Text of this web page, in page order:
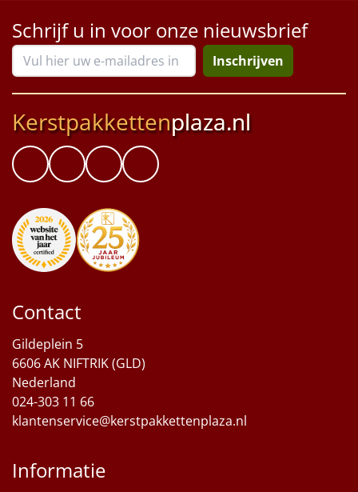
Schrijf u in voor onze nieuwsbrief
Inschrijven
Kerstpakkettenplaza.nl
Contact
Gildeplein 5
6606 AK NIFTRIK (GLD)
Nederland
024-303 11 66
klantenservice@kerstpakkettenplaza.nl
Informatie